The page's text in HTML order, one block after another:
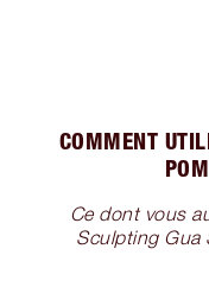
COMMENT
Ce dont vous
Sculpting Gua